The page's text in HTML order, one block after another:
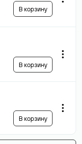
В корзину
В корзину
В корзину